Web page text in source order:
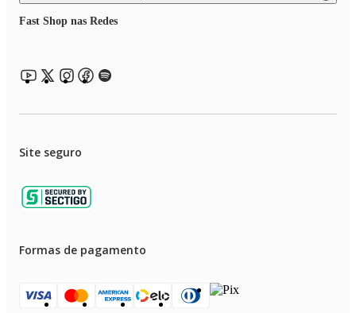
Fast Shop nas Redes
Site seguro
Formas de pagamento